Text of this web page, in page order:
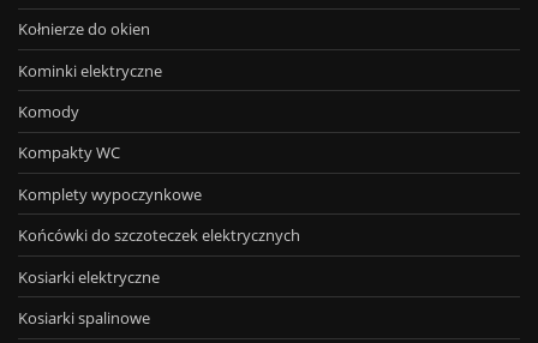
Kołnierze do okien
Kominki elektryczne
Komody
Kompakty WC
Komplety wypoczynkowe
Końcówki do szczoteczek elektrycznych
Kosiarki elektryczne
Kosiarki spalinowe